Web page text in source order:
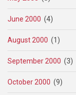
June 2000 (4)
August 2000 (1)
September 2000 (3)
October 2000 (9)